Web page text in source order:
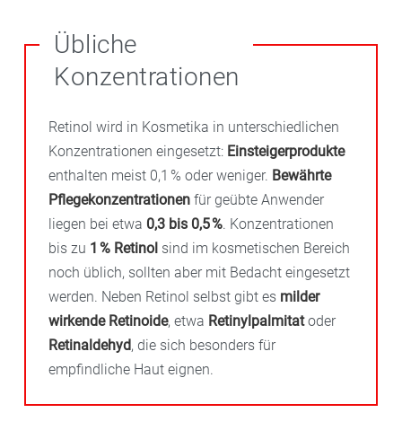
Übliche
Konzentrationen
Retinol wird in Kosmetika in unterschiedlichen
Konzentrationen eingesetzt: Einsteigerprodukte
enthalten meist 0,1 % oder weniger. Bewährte
Pflegekonzentrationen für geübte Anwender
liegen bei etwa 0,3 bis 0,5 %. Konzentrationen
bis zu 1 % Retinol sind im kosmetischen Bereich
noch üblich, sollten aber mit Bedacht eingesetzt
werden. Neben Retinol selbst gibt es milder
wirkende Retinoide, etwa Retinylpalmitatoder
Retinaldehyd, die sich besonders für
empfindliche Haut eignen.